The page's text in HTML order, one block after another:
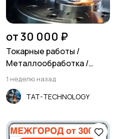
Стройматериалы и
инструменты
от 30 000 ₽
Токарные работы /
Металлообработка /
Фрезеровка
1 неделю назад
TAT-TECHNOLOGY